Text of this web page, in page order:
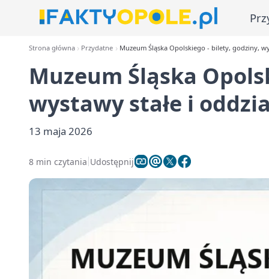
Strona główna Przydatne Muzeum Śląska Opolskiego - bilety, godziny,
Muzeum Śląska
wystawy stałe i
13 maja 2026
8 min czytania Udostępnij